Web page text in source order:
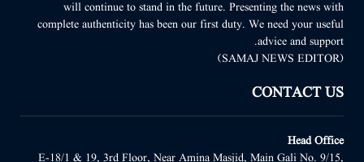
will continue to stand in the future. Presenting the news with
complete authenticity has been our first duty. We need your useful
advice and support.
(SAMAJ NEWS EDITOR)
CONTACT US
Head Office
E-18/1 & 19, 3rd Floor, Near Amina Masjid, Main Gali No. 9/15,